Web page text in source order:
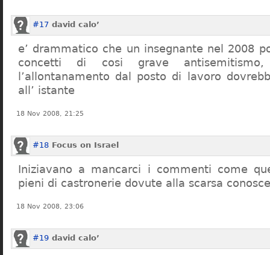
#17 david calo’
e’ drammatico che un insegnante nel 2008
concetti di cosi grave
l’allontanamento dal posto di lavoro
all’ istante
18 Nov 2008, 21:25
#18 Focus on Israel
Iniziavano a mancarci i commenti come
pieni di castronerie dovute alla scarsa
18 Nov 2008, 23:06
#19 david calo’